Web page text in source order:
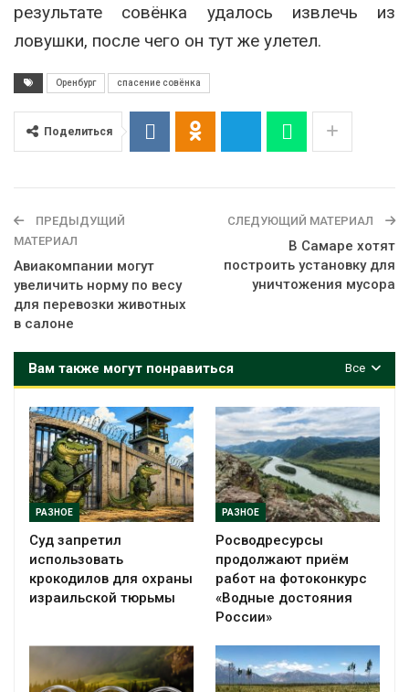
результате совёнка удалось извлечь из
ловушки, после чего он тут же улетел.
Оренбург спасение совёнка
Поделиться
ПРЕДЫДУЩИЙ
МАТЕРИАЛ
Авиакомпании могут
увеличить норму по весу
для перевозки животных
в салоне
СЛЕДУЮЩИЙ МАТЕРИАЛ
В Самаре хотят
построить установку для
уничтожения мусора
Все
Вам также могут понравиться
РАЗНОЕ
Суд запретил
использовать
крокодилов для охраны
израильской тюрьмы
РАЗНОЕ
Росводресурсы
продолжают приём
работ на фотоконкурс
«Водные достояния
России»